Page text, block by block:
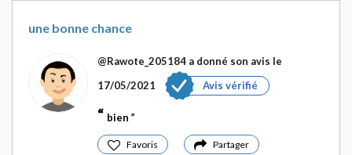
une bonne chance
@Rawote_205184 a donné son avis le
17/05/2021
Avis vérifié
bien
Favoris Partager